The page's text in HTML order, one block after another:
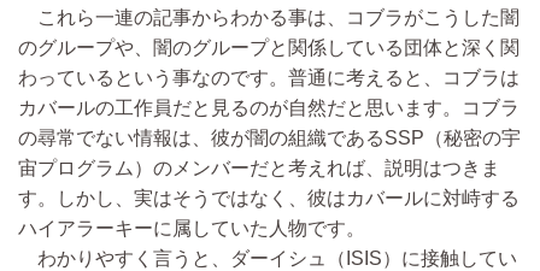
これら一連の記事からわかる事は、コブラがこうした闇
のグループや、闇のグループと関係している団体と深く関
わっているという事なのです。普通に考えると、コブラは
カバールの工作員だと見るのが自然だと思います。コブラ
の尋常でない情報は、彼が闇の組織であるSSP（秘密の宇
宙プログラム）のメンバーだと考えれば、説明はつきま
す。しかし、実はそうではなく、彼はカバールに対峙する
ハイアラーキーに属していた人物です。
わかりやすく言うと、ダーイシュ（ISIS）に接触してい